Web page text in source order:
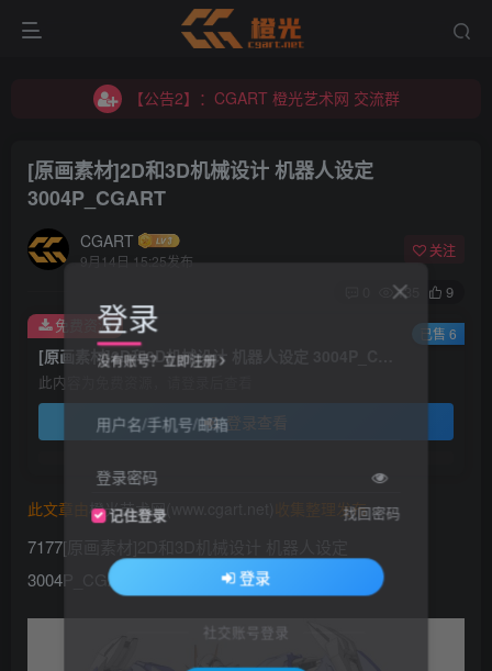
【公告2】：CGART 橙光艺术网 交流群
【公告2】：CGART 橙光艺术网 交流群
[原画素材]2D和3D机械设计 机器人设定
3004P_CGART
CGART
9月14日 15:25发布
关注
135 9
此内容为免费资源，请登录后查看
登录查看
免费资源 已售 6
此文章由 橙光艺术网(www.cgart.net) 收集整理发布
7177[原画素材]2D和3D机械设计 机器人设定
3004P_CGART
登录
没有账号？立即注册
用户名/手机号/邮箱
登录密码
记住登录 找回密码
登录
社交账号登录